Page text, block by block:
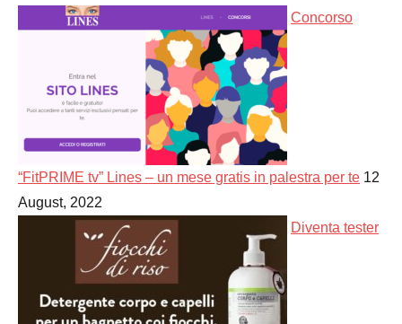
Concorso
“FitPRIME tv” Lines – un mese gratis in palestra per te 12
August, 2022
Diventa tester